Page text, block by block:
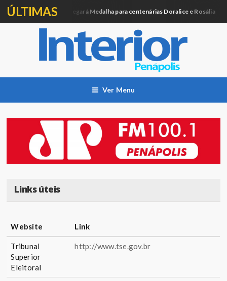
ÚLTIMAS
Política Câmara entregará Medalha para centenárias Doralice e Rosália
Ver Menu
Links úteis
Website Link
Tribunal
Superior
Eleitoral
http://www.tse.gov.br